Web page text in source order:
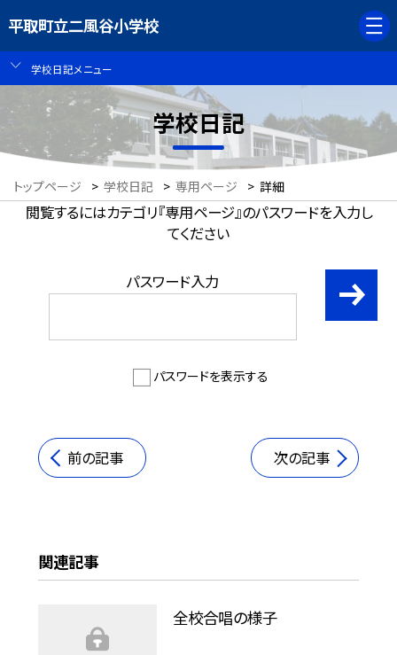
平取町立二風谷小学校
学校日記メニュー
学校日記
トップページ > 学校日記 > 専用ページ > 詳細
閲覧するにはカテゴリ『専用ページ』のパスワードを入力し
てください
パスワード入力
パスワードを表示する
前の記事 次の記事
関連記事
全校合唱の様子